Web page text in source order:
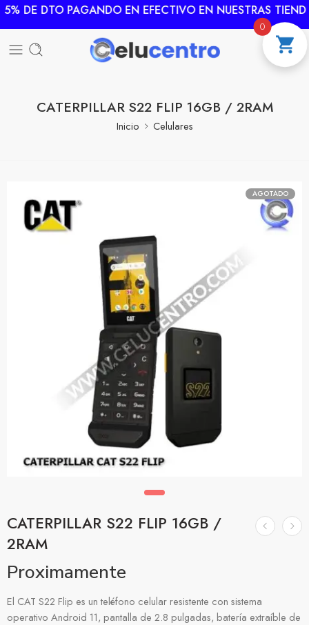
DE DTO PAGANDO EN EFECTIVO EN NUESTRAS
CATERPILLAR S22 FLIP 16GB / 2RAM
Inicio Celulares
AGOTADO
CATERPILLAR S22 FLIP 16GB /
2RAM
Proximamente
El CAT S22 Flip es un teléfono celular resistente con sistema
operativo Android 11, pantalla de 2.8 pulgadas, batería extraíble de
0